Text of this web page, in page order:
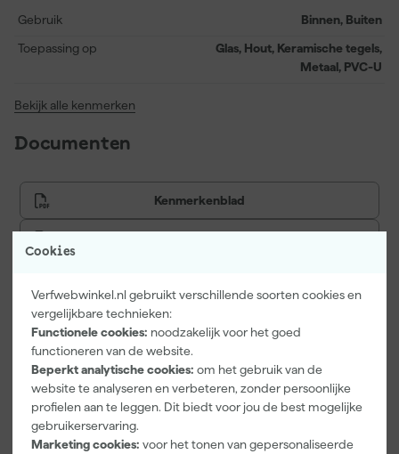
Cookies
Verfwebwinkel.nl gebruikt verschillende soorten cookies en
vergelijkbare technieken:
Functionele cookies: noodzakelijk voor het goed
functioneren van de website.
Beperkt analytische cookies: om het gebruik van de
website te analyseren en verbeteren, zonder persoonlijke
profielen aan te leggen. Dit biedt voor jou de best mogelijke
gebruikerservaring.
Marketing cookies: voor het tonen van gepersonaliseerde
de primer bewust iets lichter is dan de uiteindelijke afwerkkleur.
Gebruik
Binnen, Buiten
Toepassing op
Glas, Hout, Keramische tegels,
Metaal, PVC-U
Bekijk alle kenmerken
Documenten
Kenmerkenblad
Vaak gekocht met
Onze Top 10